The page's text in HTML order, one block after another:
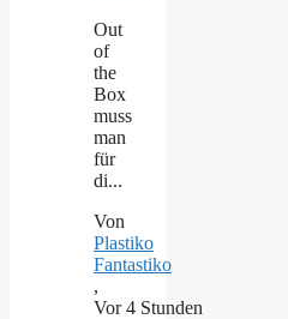
Out
of
the
Box
muss
man
für
di...
Von
Plastiko
Fantastiko
,
Vor 4 Stunden